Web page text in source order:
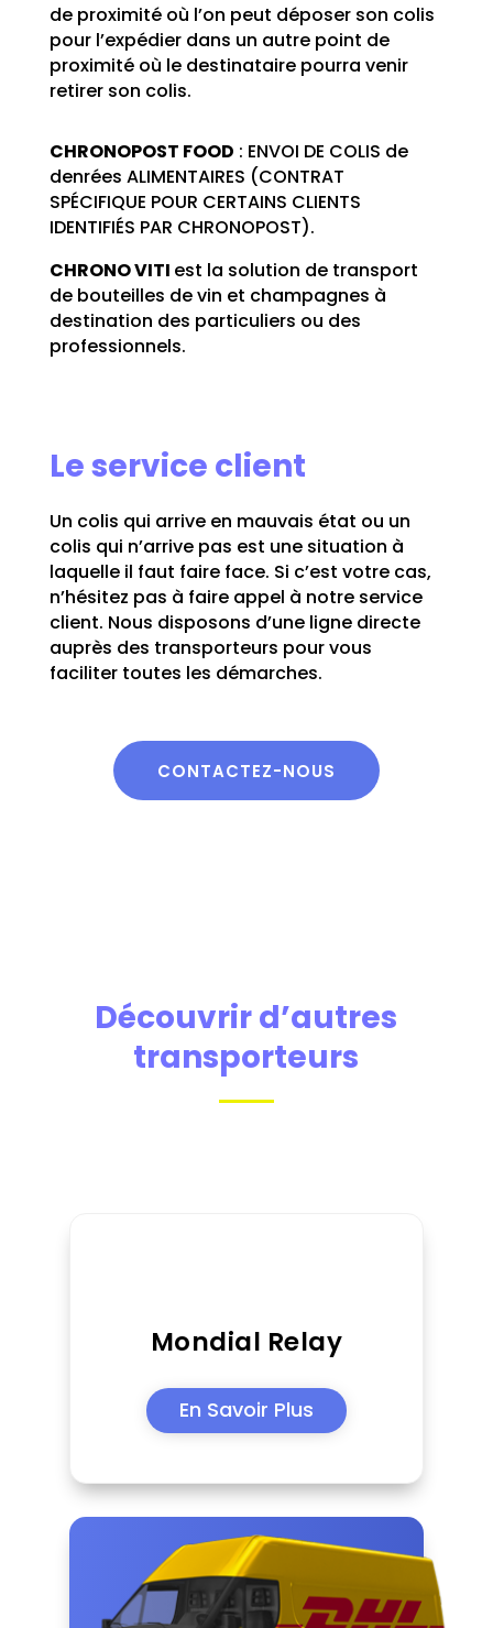
de proximité où l’on peut déposer son colis
pour l’expédier dans un autre point de
proximité où le destinataire pourra venir
retirer son colis.
CHRONOPOST FOOD : ENVOI DE COLIS de
denrées ALIMENTAIRES (CONTRAT
SPÉCIFIQUE POUR CERTAINS CLIENTS
IDENTIFIÉS PAR CHRONOPOST).
CHRONO VITI est la solution de transport
de bouteilles de vin et champagnes à
destination des particuliers ou des
professionnels.
Le service client
Un colis qui arrive en mauvais état ou un
colis qui n’arrive pas est une situation à
laquelle il faut faire face. Si c’est votre cas,
n’hésitez pas à faire appel à notre service
client. Nous disposons d’une ligne directe
auprès des transporteurs pour vous
faciliter toutes les démarches.
CONTACTEZ-NOUS
Découvrir d’autres
transporteurs
Mondial Relay
En Savoir Plus